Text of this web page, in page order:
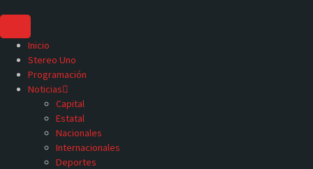
Inicio
Stereo Uno
Programación
Noticias
Capital
Estatal
Nacionales
Internacionales
Deportes